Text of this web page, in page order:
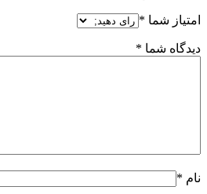
امتیاز شما *
دیدگاه شما *
نام *